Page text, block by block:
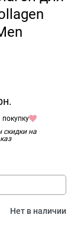
покупку
скидки на
Нет в наличии